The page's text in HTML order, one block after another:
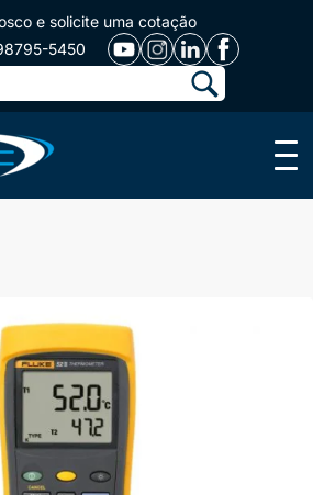
e solicite uma cotação
5450
Menu